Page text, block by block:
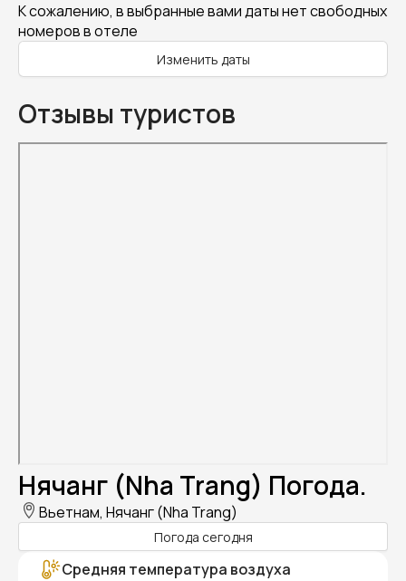
К сожалению, в выбранные вами даты нет свободных
номеров в отеле
Изменить даты
Отзывы туристов
Нячанг (Nha Trang) Погода.
Вьетнам, Нячанг (Nha Trang)
Погода сегодня
Средняя температура воздуха